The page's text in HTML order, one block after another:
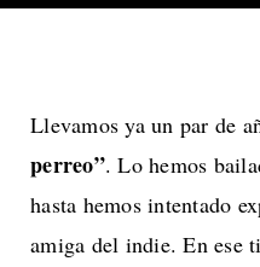
Llevamos ya un par de
perreo”. Lo hemos
hasta hemos intentado
amiga del indie. En ese